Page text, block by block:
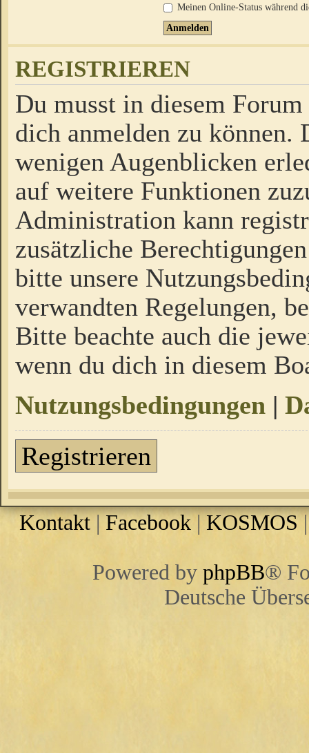
Meinen Online-Status während
REGISTRIEREN
Du musst in diesem
dich anmelden zu
wenigen Augenblicken
auf weitere Funktionen
Administration kann
zusätzliche
bitte unsere
verwandten Regelungen,
Bitte beachte auch die
wenn du dich in diesem
Nutzungsbedingungen |
Registrieren
Kontakt | Facebook |KOSMOS
Powered by phpBB®
Deutsche